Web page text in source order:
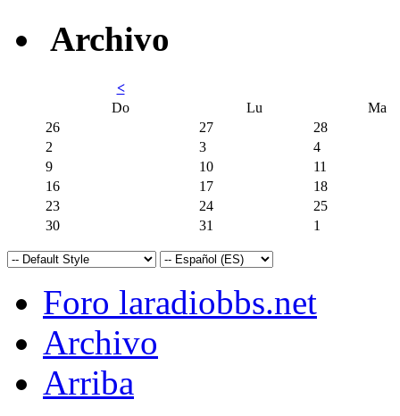
Archivo
<
Do
Lu
Ma
26
27
28
2
3
4
9
10
11
16
17
18
23
24
25
30
31 1
Foro laradiobbs.net
Archivo
Arriba